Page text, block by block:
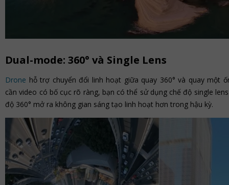
Dual-mode: 360° và Single Lens
Drone hỗ trợ chuyển đổi linh hoạt giữa quay 360° và quay một
cần video có bố cục rõ ràng, bạn có thể sử dụng chế độ single
độ 360° mở ra không gian sáng tạo linh hoạt hơn trong hậu kỳ.